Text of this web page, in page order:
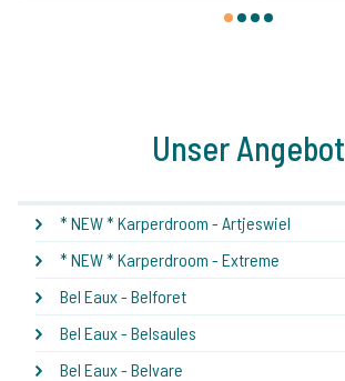
1 2 3 4
Unser Angebot
* NEW * Karperdroom - Artjeswiel
* NEW * Karperdroom - Extreme
Bel Eaux - Belforet
Bel Eaux - Belsaules
Bel Eaux - Belvare